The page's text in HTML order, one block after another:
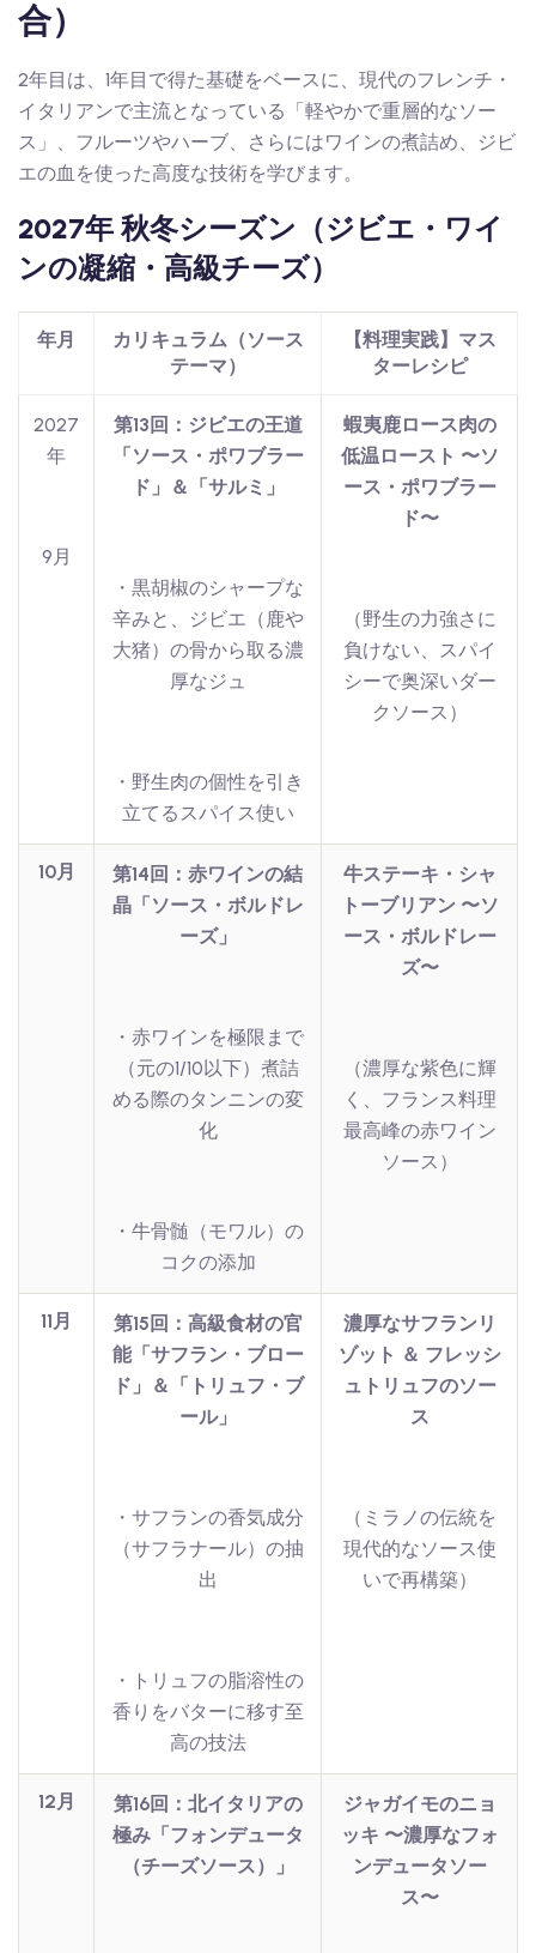
合）
2年目は、1年目で得た基礎をベースに、現代のフレンチ・
イタリアンで主流となっている「軽やかで重層的なソー
ス」、フルーツやハーブ、さらにはワインの煮詰め、ジビ
エの血を使った高度な技術を学びます。
2027年 秋冬シーズン（ジビエ・ワイ
ンの凝縮・高級チーズ）
年月
カリキュラム（ソース
テーマ）
【料理実践】マス
ターレシピ
2027
年
9月
第13回：ジビエの王道
「ソース・ポワブラー
ド」＆「サルミ」
・黒胡椒のシャープな
辛みと、ジビエ（鹿や
大猪）の骨から取る濃
厚なジュ
・野生肉の個性を引き
立てるスパイス使い
蝦夷鹿ロース肉の
低温ロースト 〜ソ
ース・ポワブラー
ド〜
（野生の力強さに
負けない、スパイ
シーで奥深いダー
クソース）
10月
第14回：赤ワインの結
晶「ソース・ボルドレ
ーズ」
・赤ワインを極限まで
（元の1/10以下）煮詰
める際のタンニンの変
化
・牛骨髄（モワル）の
コクの添加
牛ステーキ・シャ
トーブリアン 〜ソ
ース・ボルドレー
ズ〜
（濃厚な紫色に輝
く、フランス料理
最高峰の赤ワイン
ソース）
11月
第15回：高級食材の官
能「サフラン・ブロー
ド」＆「トリュフ・ブ
ール」
・サフランの香気成分
（サフラナール）の抽
出
・トリュフの脂溶性の
香りをバターに移す至
高の技法
濃厚なサフランリ
ゾット ＆ フレッシ
ュトリュフのソー
ス
（ミラノの伝統を
現代的なソース使
いで再構築）
12月
第16回：北イタリアの
極み「フォンデュータ
（チーズソース）」
ジャガイモのニョ
ッキ 〜濃厚なフォ
ンデュータソー
ス〜